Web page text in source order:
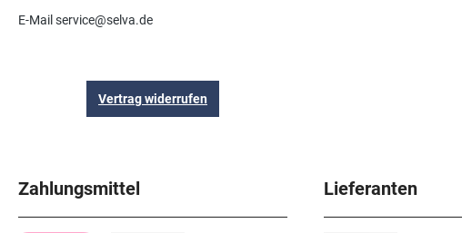
E-Mail service@selva.de
Vertrag widerrufen
Zahlungsmittel Lieferanten